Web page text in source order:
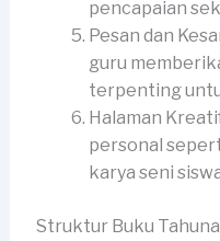
pencapaian
Pesan dan
guru
terpenting
Halaman
personal
karya seni
Struktur Buku